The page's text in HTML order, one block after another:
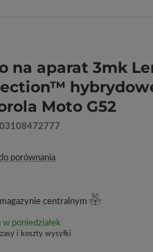
na aparat 3mk
Moto G52
porównania
centralnym
w poniedziałek
i koszty wysyłki